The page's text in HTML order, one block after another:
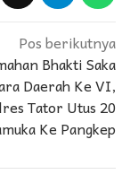
Pos berikutnya
Bhakti Saka
Daerah Ke VI,
Tator Utus 20
Ke Pangkep